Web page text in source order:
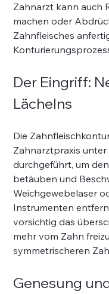
Zahnarzt kann auch
machen oder
Zahnfleisches
Der Eingriff:
Lächelns
Die
Zahnarztpraxis
durchgeführt, um
betäuben und
Weichgewebelaser
Instrumenten
vorsichtig das
mehr vom Zahn
symmetrischeren
Genesung